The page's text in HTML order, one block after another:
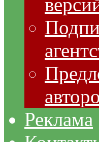
Реклама